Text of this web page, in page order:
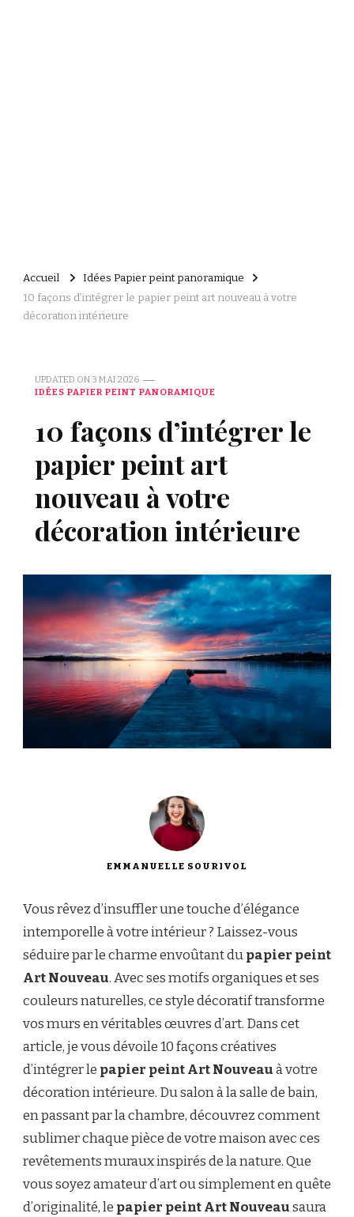
Accueil
Idées Papier peint panoramique
10 façons d’intégrer le papier peint art nouveau à votre
décoration intérieure
UPDATED ON 3 MAI 2026
IDÉES PAPIER PEINT PANORAMIQUE
10 façons d’intégrer le
papier peint art
nouveau à votre
décoration intérieure
EMMANUELLE SOURIVOL
Vous rêvez d’insuffler une touche d’élégance
intemporelle à votre intérieur ? Laissez-vous
séduire par le charme envoûtant dupapier peint
Art Nouveau. Avec ses motifs organiques et ses
couleurs naturelles, ce style décoratif transforme
vos murs en véritables œuvres d’art. Dans cet
article, je vous dévoile 10 façons créatives
d’intégrer le papier peint Art Nouveauà votre
décoration intérieure. Du salon à la salle de bain,
en passant par la chambre, découvrez comment
sublimer chaque pièce de votre maison avec ces
revêtements muraux inspirés de la nature. Que
vous soyez amateur d’art ou simplement en quête
d’originalité, le papier peint Art Nouveausaura